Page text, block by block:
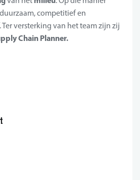
competitief en
versterking van het team zijn zij
Chain Planner.